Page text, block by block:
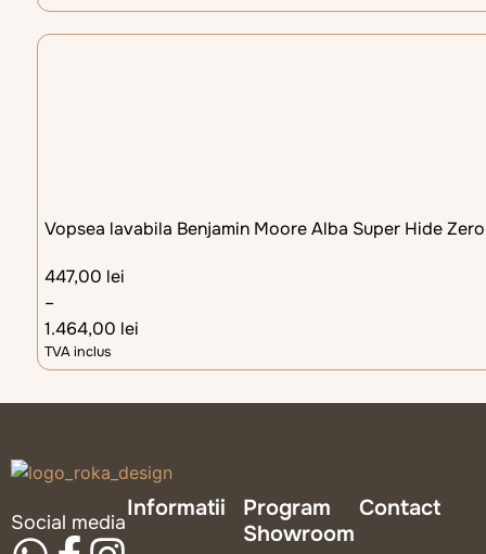
Vopsea lavabila Benjamin Moore Alba Super Hide
447,00 lei
–
1.464,00 lei
TVA inclus
logo_roka_design
Social media
Informatii
Program
Showroom
Contact